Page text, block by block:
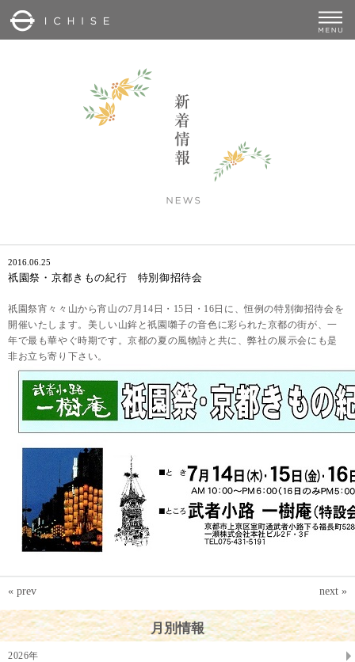
2016.06.25
祇園祭・京都きもの紀行 特別御招待会
祇園祭宵々々山から宵山の7 月 14 日・ 15 日・ 16日に、恒例の特別御招待会を
開催いたします。美しい山鉾と祇園囃子の音色に彩られた京都の街が、一
年で最も華やぐ時期です。京都の夏の風物詩と共に、弊社の展示会にも是
非お立ち寄り下さい。
« prev next »
月別情報
2026年